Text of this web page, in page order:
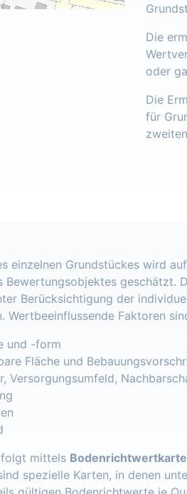
Die
oder
Die
für
einzelnen Grundstückes wird auf
Bewertungsobjektes geschätzt.
Berücksichtigung der
Wertbeeinflussende Faktoren
und -form
Fläche und
Versorgungsumfeld,
mittels
spezielle Karten, in denen